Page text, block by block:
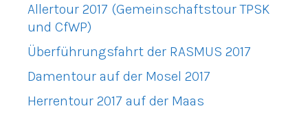
Allertour 2017 (Gemeinschaftstour TPSK
und CfWP)
Überführungsfahrt der RASMUS 2017
Damentour auf der Mosel 2017
Herrentour 2017 auf der Maas